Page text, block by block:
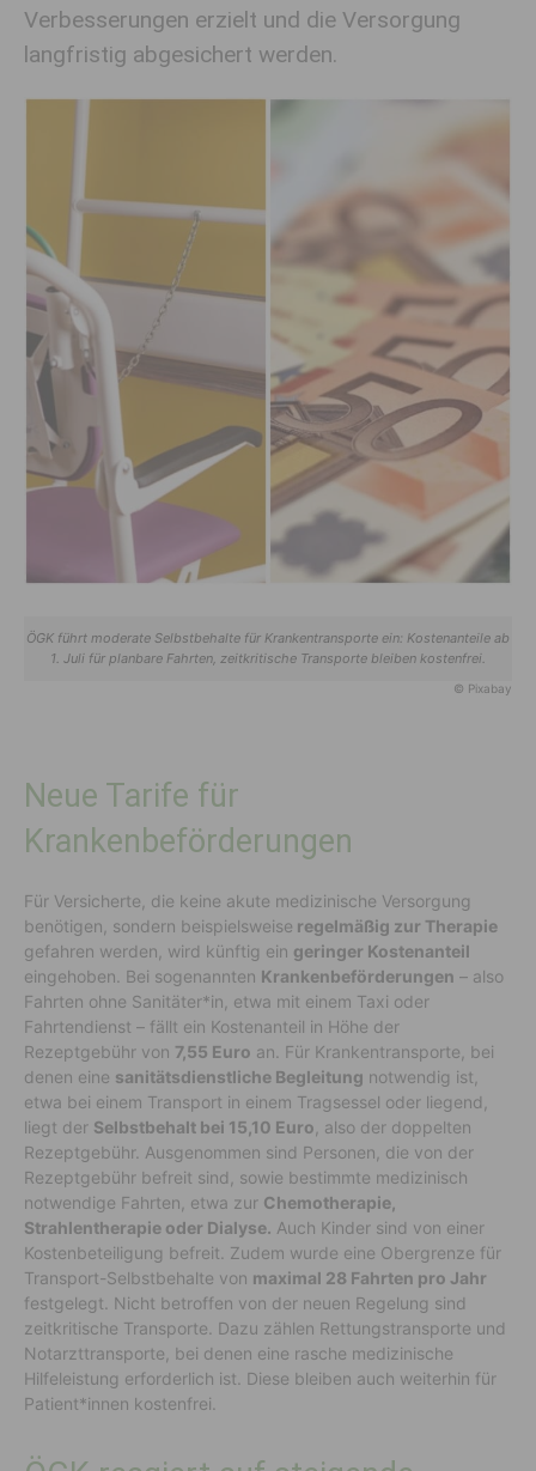
Verbesserungen erzielt und die Versorgung
langfristig abgesichert werden.
ÖGK führt moderate Selbstbehalte für Krankentransporte ein: Kostenanteile ab
1. Juli für planbare Fahrten, zeitkritische Transporte bleiben kostenfrei.
© Pixabay
Neue Tarife für
Krankenbeförderungen
Für Versicherte, die keine akute medizinische Versorgung
benötigen, sondern beispielsweise regelmäßig zur Therapie
gefahren werden, wird künftig ein geringer Kostenanteil
eingehoben. Bei sogenannten Krankenbeförderungen – also
Fahrten ohne Sanitäter*in, etwa mit einem Taxi oder
Fahrtendienst – fällt ein Kostenanteil in Höhe der
Rezeptgebühr von 7,55 Euro an. Für Krankentransporte, bei
denen eine sanitätsdienstliche Begleitung notwendig ist,
etwa bei einem Transport in einem Tragsessel oder liegend,
liegt der Selbstbehalt bei 15,10 Euro , also der doppelten
Rezeptgebühr. Ausgenommen sind Personen, die von der
Rezeptgebühr befreit sind, sowie bestimmte medizinisch
notwendige Fahrten, etwa zur Chemotherapie,
Strahlentherapie oder Dialyse. Auch Kinder sind von einer
Kostenbeteiligung befreit. Zudem wurde eine Obergrenze für
Transport-Selbstbehalte von maximal 28 Fahrten pro Jahr
festgelegt. Nicht betroffen von der neuen Regelung sind
zeitkritische Transporte. Dazu zählen Rettungstransporte und
Notarzttransporte, bei denen eine rasche medizinische
Hilfeleistung erforderlich ist. Diese bleiben auch weiterhin für
Patient*innen kostenfrei.